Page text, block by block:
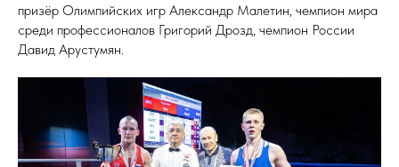
призёр Олимпийских игр Александр Малетин, чемпион мира
среди профессионалов Григорий Дрозд, чемпион России
Давид Арустумян.